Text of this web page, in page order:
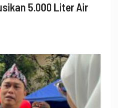
5.000 Liter Air